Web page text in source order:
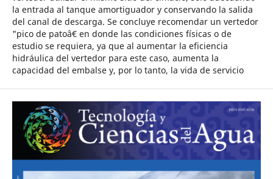
la entrada al tanque amortiguador y conservando la salida
del canal de descarga. Se concluye recomendar un vertedor
"pico de patoâ€ en donde las condiciones físicas o de
estudio se requiera, ya que al aumentar la eficiencia
hidráulica del vertedor para este caso, aumenta la
capacidad del embalse y, por lo tanto, la vida de servicio